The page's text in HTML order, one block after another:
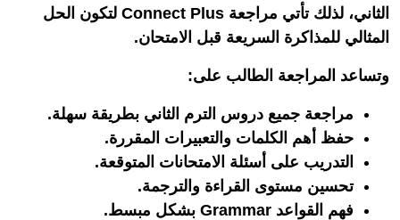
الثاني، لذلك تأتي مراجعة Connect Plus لتكون الحل
المثالي للمذاكرة السريعة قبل الامتحان.
وتساعد المراجعة الطالب على:
مراجعة جميع دروس الترم الثاني بطريقة سهلة.
حفظ أهم الكلمات والتعبيرات المقررة.
التدريب على أسئلة الامتحانات المتوقعة.
تحسين مستوى القراءة والترجمة.
فهم القواعد Grammar بشكل مبسط.